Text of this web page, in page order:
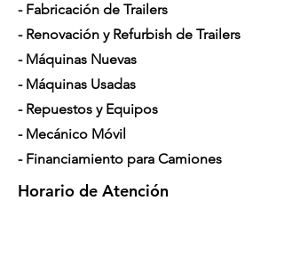
- Fabricación de Trailers
- Renovación y Refurbish de Trailers
- Máquinas Nuevas
- Máquinas Usadas
- Repuestos y Equipos
- Mecánico Móvil
- Financiamiento para Camiones
Horario de Atención